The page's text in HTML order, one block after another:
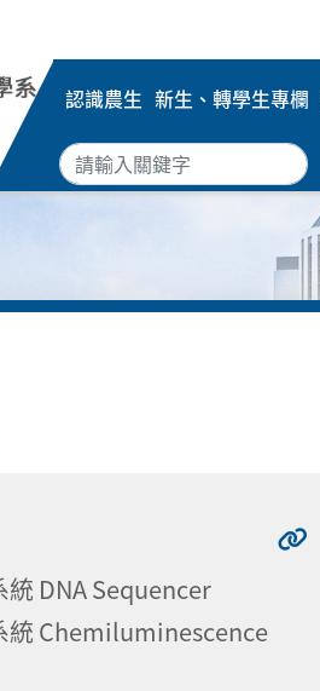
認識農生 新生、轉學生專欄
統 DNA Sequencer
統 Chemiluminescence